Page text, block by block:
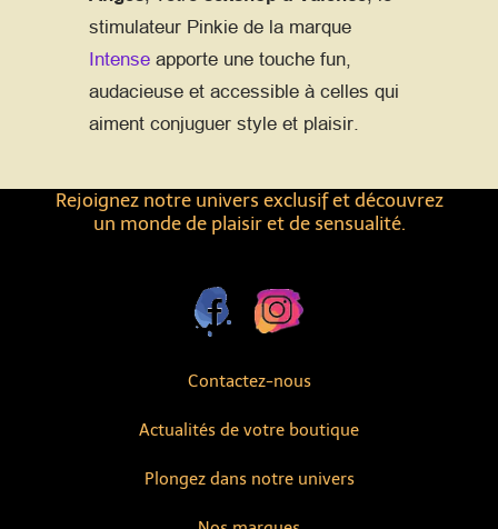
Contactez-nous
Actualités de votre boutique
Rejoignez notre univers exclusif et découvrez
un monde de plaisir et de sensualité.
Plongez dans notre univers
stimulateur Pinkie de la marque
Intense apporte une touche fun,
audacieuse et accessible à celles qui
aiment conjuguer style et plaisir.